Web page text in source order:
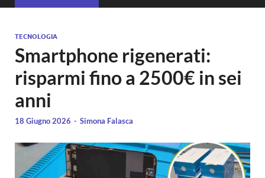
TECNOLOGIA
Smartphone rigenerati:
risparmi fino a 2500€ in sei
anni
18 Giugno 2026 - Simona Falasca